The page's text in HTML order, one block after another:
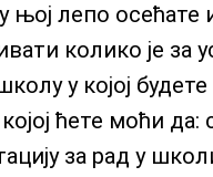
лепо
колико је
у којој
ћете моћи
за рад у